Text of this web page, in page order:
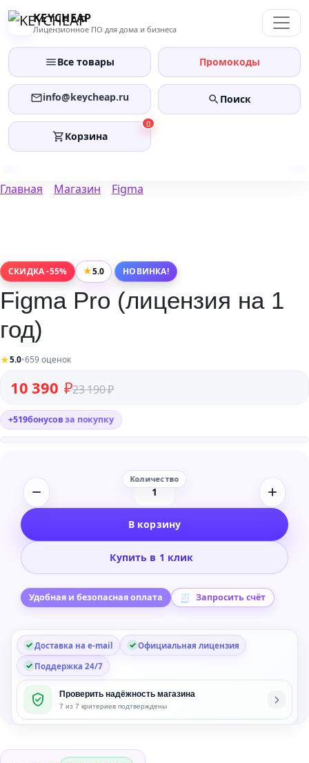
Перейти
KEYCHEAP
Лицензионное ПО для дома и бизнеса
Все товары Промокоды
info@keycheap.ru Поиск
0
Корзина
Главная Магазин Figma
СКИДКА -55% ★5.0 НОВИНКА!
Figma Pro (лицензия на 1
год)
★5.0•659 оценок
23 190₽
Первоначальная цена составляла 23 190 ₽.
10 390 ₽
Текущая цена: 10 390 ₽.
+519бонусовза покупку
Количество
Figma
(лицензия
1
В корзину
Купить в 1 клик
Удобная и безопасная оплата Запросить счёт
Доставка на e-mail
Официальная лицензия
Поддержка 24/7
Проверить надёжность магазина
7 из 7 критериев подтверждены